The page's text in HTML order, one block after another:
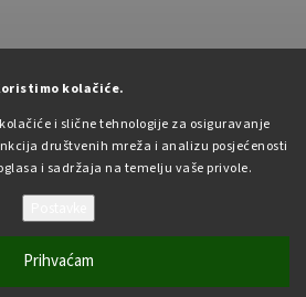
kolačiće.
i slične tehnologije za osiguravanje
društvenih mreža i analizu posjećenosti
i sadržaja na temelju vaše privole.
Prihvaćam
2026Pabex.hr. Sva prava pridržana.
Uredi postavke kolačića